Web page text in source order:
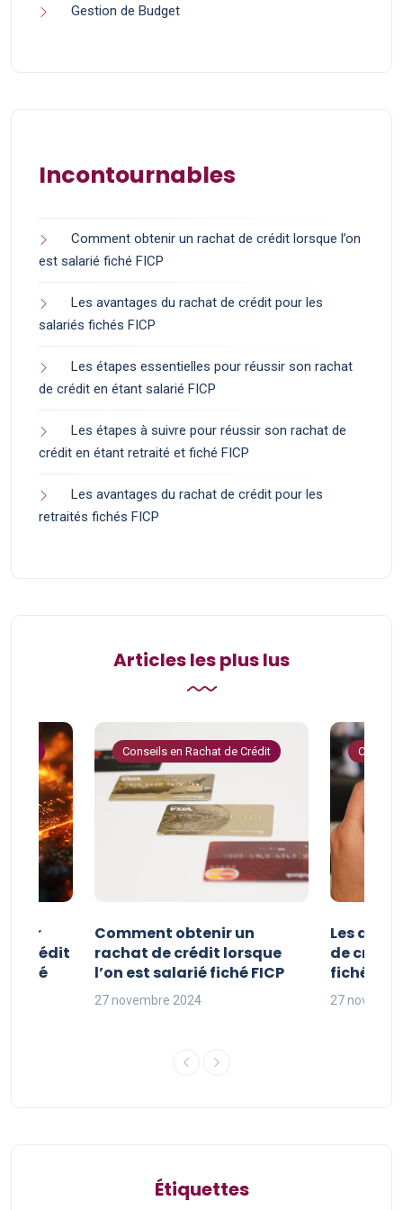
Gestion de Budget
Incontournables
Comment obtenir un rachat de crédit lorsque l’on
est salarié fiché FICP
Les avantages du rachat de crédit pour les
salariés fichés FICP
Les étapes essentielles pour réussir son rachat
de crédit en étant salarié FICP
Les étapes à suivre pour réussir son rachat de
crédit en étant retraité et fiché FICP
Les avantages du rachat de crédit pour les
retraités fichés FICP
Articles les plus lus
pour
crédit
fiché
Conseils en Rachat de Crédit
Comment obtenir un
rachat de crédit lorsque
l’on est salarié fiché FICP
27 novembre 2024
Les
de crédit
fichés
27
Étiquettes